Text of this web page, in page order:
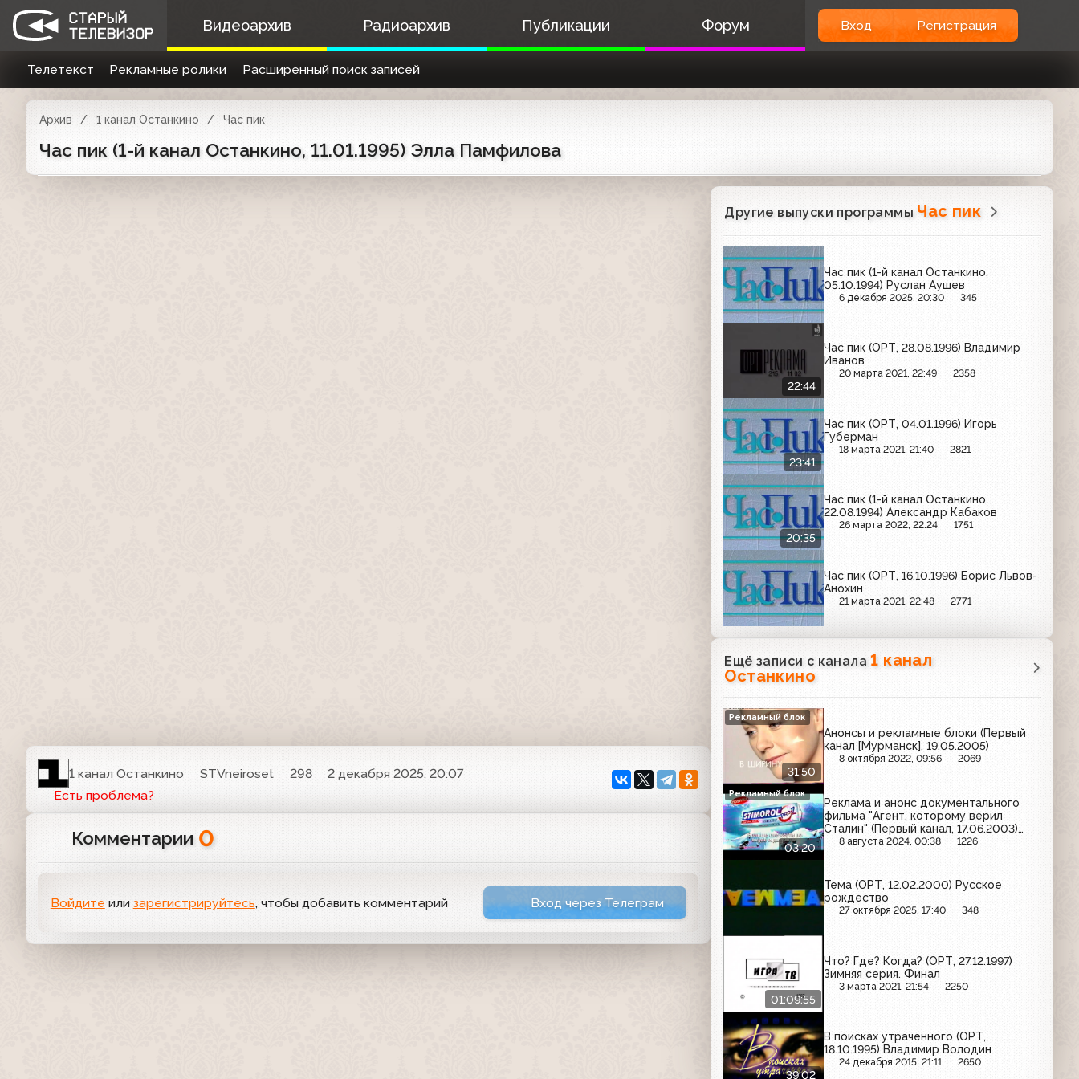
Видеоархив Радиоархив Публикации Форум Вход Регистрация
Телетекст Рекламные ролики Расширенный поиск записей
Архив 1 канал Останкино Час пик
Час пик (1-й канал Останкино, 11.01.1995) Элла Памфилова
1 канал Останкино STVneiroset 298
2 декабря 2025, 20:07
Есть проблема?
Комментарии 0
Войдите или зарегистрируйтесь, чтобы добавить комментарий Вход через Телеграм
Другие выпуски программы Час пик
Час пик (1-й канал Останкино,
05.10.1994) Руслан Аушев
6 декабря 2025, 20:30 345
22:44
Час пик (ОРТ, 28.08.1996) Владимир
Иванов
20 марта 2021, 22:49 2358
23:41
Час пик (ОРТ, 04.01.1996) Игорь
Губерман
18 марта 2021, 21:40 2821
20:35
Час пик (1-й канал Останкино,
22.08.1994) Александр Кабаков
26 марта 2022, 22:24 1751
Час пик (ОРТ, 16.10.1996) Борис Львов-
Анохин
21 марта 2021, 22:48 2771
Ещё записи с канала1 канал
Останкино
31:50
Анонсы и рекламные блоки (Первый
канал [Мурманск], 19.05.2005)
8 октября 2022, 09:56 2069
Рекламный блок
03:20
Реклама и анонс документального
фильма "Агент, которому верил
Сталин" (Первый канал, 17.06.2003)
Koya, Stimorol, Pepsi, Panasonic,
8 августа 2024, 00:38 1226
Рекламный блок
Тема (ОРТ, 12.02.2000) Русское
рождество
27 октября 2025, 17:40 348
01:09:55
Что? Где? Когда? (ОРТ, 27.12.1997)
Зимняя серия. Финал
3 марта 2021, 21:54 2250
39:02
В поисках утраченного (ОРТ,
18.10.1995) Владимир Володин
24 декабря 2015, 21:11 2650